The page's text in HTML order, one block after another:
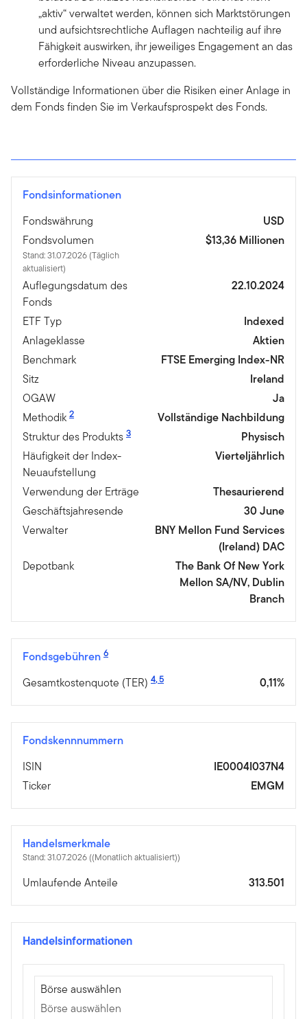
„aktiv“ verwaltet werden, können sich Marktstörungen
und aufsichtsrechtliche Auflagen nachteilig auf ihre
Fähigkeit auswirken, ihr jeweiliges Engagement an das
erforderliche Niveau anzupassen.
Vollständige Informationen über die Risiken einer Anlage in
dem Fonds finden Sie im Verkaufsprospekt des Fonds.
Fondsinformationen
Fondswährung
USD
Fondsvolumen
Stand: 31.07.2026 (Täglich
aktualisiert)
$13,36 Millionen
Auflegungsdatum des
Fonds
22.10.2024
ETF Typ
Indexed
Anlageklasse
Aktien
Benchmark
FTSE Emerging Index-NR
Sitz
Ireland
OGAW
Ja
Methodik 2
Vollständige Nachbildung
Struktur des Produkts 3
Physisch
Häufigkeit der Index-
Neuaufstellung
Vierteljährlich
Verwendung der Erträge
Thesaurierend
Geschäftsjahresende
30 June
Verwalter
BNY Mellon Fund Services
(Ireland) DAC
Depotbank
The Bank Of New York
Mellon SA/NV, Dublin
Branch
Fondsgebühren 6
Gesamtkostenquote (TER) 4,5 0,11%
Fondskennnummern
ISIN
IE0004I037N4
Ticker
EMGM
Handelsmerkmale
Stand: 31.07.2026 ((Monatlich aktualisiert))
Umlaufende Anteile 313.501
Handelsinformationen
Börse auswählen
Börse auswählen
Börse auswählen